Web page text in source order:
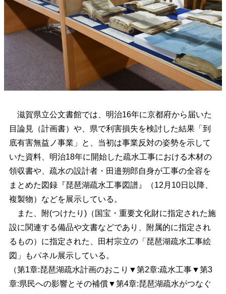
滋賀県立公文書館では、明治16年に京都府から届いた
目論見（計画書）や、県で利害損失を検討した結果「到
底有害無益ノ事業」と、当初は事業反対の姿勢を示して
いた資料、明治18年に開始した疏水工事における木材の
領収書や、疏水の設計者・田邉朔郎自身が工事の全容を
まとめた図録『琵琶湖疏水工事図譜』（12月10日以降、
複製物）などを展示している。
また、附(つけたり)（国宝・重要文化財に指定された施
設に関連する備品や文書などであり、附属的に指定され
るもの）に指定された、田村宗立の「琵琶湖疏水工事絵
図」もパネル展示している。
（第1章:琵琶湖疏水計画のおこり▼第2章:疏水工事▼第3
章:県民への影響とその補償▼第4章:琵琶湖疏水がつなぐ